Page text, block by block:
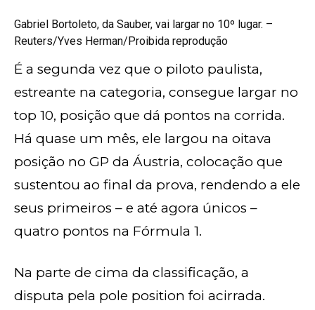
Gabriel Bortoleto, da Sauber, vai largar no 10º lugar. –
Reuters/Yves Herman/Proibida reprodução
É a segunda vez que o piloto paulista,
estreante na categoria, consegue largar no
top 10, posição que dá pontos na corrida.
Há quase um mês, ele largou na oitava
posição no GP da Áustria, colocação que
sustentou ao final da prova, rendendo a ele
seus primeiros – e até agora únicos –
quatro pontos na Fórmula 1.
Na parte de cima da classificação, a
disputa pela pole position foi acirrada.